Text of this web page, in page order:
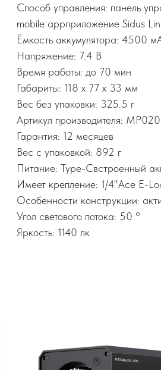
Способ управления: панель
mobile appприложение Sidus
Ёмкость аккумулятора: 4500
Напряжение: 7.4 В
Время работы: до 70 мин
Габариты: 118 x 77 x 33 мм
Вес без упаковки: 325.5 г
Артикул производителя:
Гарантия: 12 месяцев
Вес с упаковкой: 892 г
Питание: Type-Cвстроенный
Имеет крепление: 1/4"Ace E-
Особенности конструкции:
Угол светового потока: 50 °
Яркость: 1140 лк